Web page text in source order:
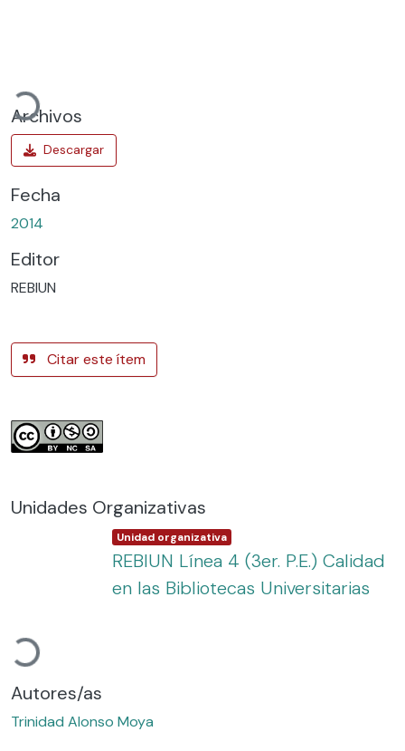
Cargando...
Archivos
Fecha
2014
Editor
REBIUN
Citar este ítem
Unidades Organizativas
Cargando...
Item type:
Unidad organizativa ,
REBIUN Línea 4 (3er. P.E.) Calidad
en las Bibliotecas Universitarias
Autores/as
Trinidad Alonso Moya